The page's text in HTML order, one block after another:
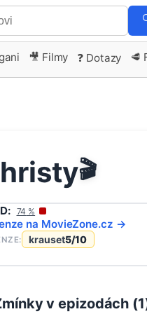
🎥 Filmy ❓ Dotazy 🥩
🎬
74 %
na MovieZone.cz →
krauset5/10
v epizodách (1